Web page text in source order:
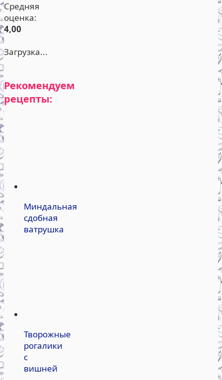
Средняя
оценка:
4,00
Загрузка...
Рекомендуем
рецепты:
Миндальная
сдобная
ватрушка
Творожные
рогалики
с
вишней